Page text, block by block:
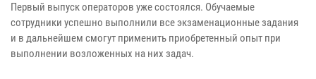
Первый выпуск операторов уже состоялся. Обучаемые
сотрудники успешно выполнили все экзаменационные задания
и в дальнейшем смогут применить приобретенный опыт при
выполнении возложенных на них задач.